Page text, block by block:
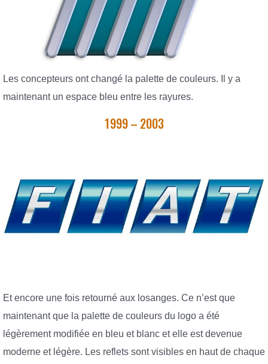
Les concepteurs ont changé la palette de couleurs. Il y a
maintenant un espace bleu entre les rayures.
1999 – 2003
Et encore une fois retourné aux losanges. Ce n’est que
maintenant que la palette de couleurs du logo a été
légèrement modifiée en bleu et blanc et elle est devenue
moderne et légère. Les reflets sont visibles en haut de chaque